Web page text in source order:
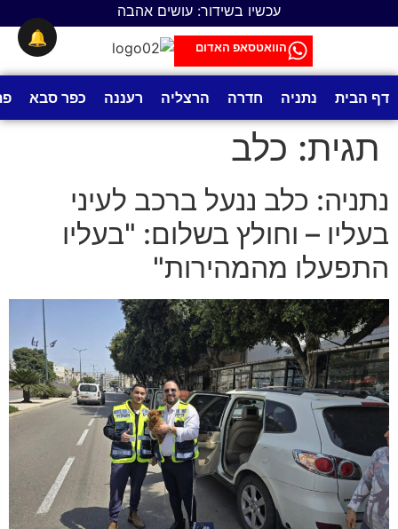
עכשיו בשידור: עושים אהבה
הוואטסאפ האדום
דף הבית נתניה חדרה הרצליה רעננה כפר סבא
תגית: כלב
נתניה: כלב ננעל ברכב לעיני
בעליו – וחולץ בשלום: "בעליו
התפעלו מהמהירות"
🔔